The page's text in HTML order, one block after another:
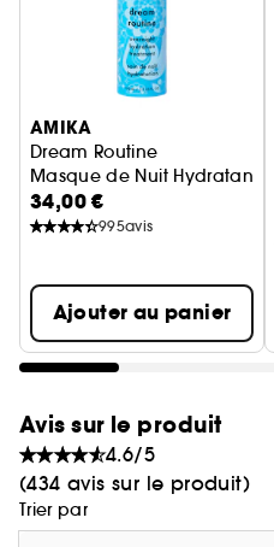
Ignorer le carrousel produits
AMIKA
Dream Routine
Masque de Nuit Hydratant
34,00 €
995avis
Ajouter au panier
Avis sur le produit
4.6/5
(434 avis sur le produit)
Trier par